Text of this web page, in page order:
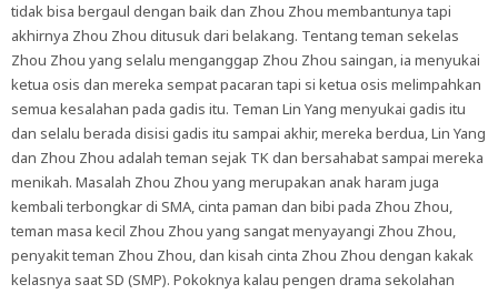
tidak bisa bergaul dengan baik dan Zhou Zhou membantunya tapi
akhirnya Zhou Zhou ditusuk dari belakang. Tentang teman sekelas
Zhou Zhou yang selalu menganggap Zhou Zhou saingan, ia menyukai
ketua osis dan mereka sempat pacaran tapi si ketua osis melimpahkan
semua kesalahan pada gadis itu. Teman Lin Yang menyukai gadis itu
dan selalu berada disisi gadis itu sampai akhir, mereka berdua, Lin Yang
dan Zhou Zhou adalah teman sejak TK dan bersahabat sampai mereka
menikah. Masalah Zhou Zhou yang merupakan anak haram juga
kembali terbongkar di SMA, cinta paman dan bibi pada Zhou Zhou,
teman masa kecil Zhou Zhou yang sangat menyayangi Zhou Zhou,
penyakit teman Zhou Zhou, dan kisah cinta Zhou Zhou dengan kakak
kelasnya saat SD (SMP). Pokoknya kalau pengen drama sekolahan